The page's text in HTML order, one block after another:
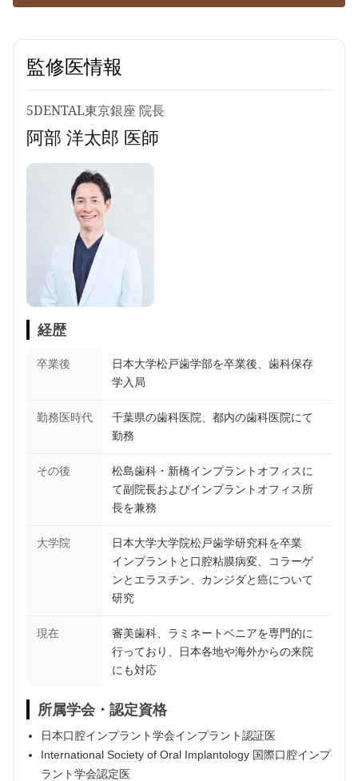
監修医情報
5DENTAL東京銀座 院長
阿部 洋太郎 医師
経歴
卒業後
日本大学松戸歯学部を卒業後、歯科保存
学入局
勤務医時代
千葉県の歯科医院、都内の歯科医院にて
勤務
その後
松島歯科・新橋インプラントオフィスに
て副院長およびインプラントオフィス所
長を兼務
大学院
日本大学大学院松戸歯学研究科を卒業
インプラントと口腔粘膜病変、コラーゲ
ンとエラスチン、カンジダと癌について
研究
現在
審美歯科、ラミネートベニアを専門的に
行っており、日本各地や海外からの来院
にも対応
所属学会・認定資格
日本口腔インプラント学会インプラント認証医
International Society of Oral Implantology 国際口腔インプ
ラント学会認定医